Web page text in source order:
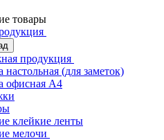
товары
продукция
настольная (для заметок)
офисная А4
клейкие ленты
мелочи